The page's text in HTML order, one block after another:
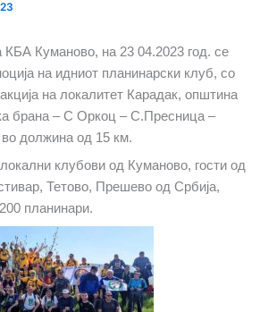
КБА Куманово, на 23 04.2023 год. се
на идниот планинарски клуб, со
на локалитет Карадак, општина
брана – С Оркоц – С.Пресница –
должина од 15 км.
клубови од Куманово, гости од
Тетово, Прешево од Србија,
планинари.